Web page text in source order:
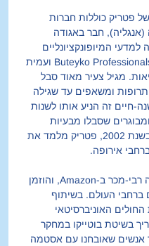
של פטריק כוללות חברות
(אנגליה), חבר באגודה
המיופונקציונליים
היישומיים, עמית ב-Buteyko Professionals International ועמית
מגיל צעיר מאוד סבל
ומשאפים עד שגילה
בגיל 26. גילוי משנה-חיים זה הניע אותו לשנות
שסבלו מבעיות
נשימה דומות. מאז ששהה ברוסיה בשנת 2002, פטריק מלמד את
אירופה.
הוא כתב שבעה ספרים, כולל שלושה רבי-מכר ב-Amazon, והוזמן
ברחבי העולם. בשיתוף
האוניברסיטאי
בשיטת בוטייקו במחקר
אנשים שאובחנו עם אסטמה